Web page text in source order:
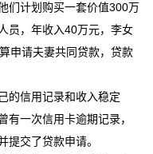
们计划购买一套价值300万
员，年收入40万元，李女
申请夫妻共同贷款，贷款
的信用记录和收入稳定
有一次信用卡逾期记录，
提交了贷款申请。